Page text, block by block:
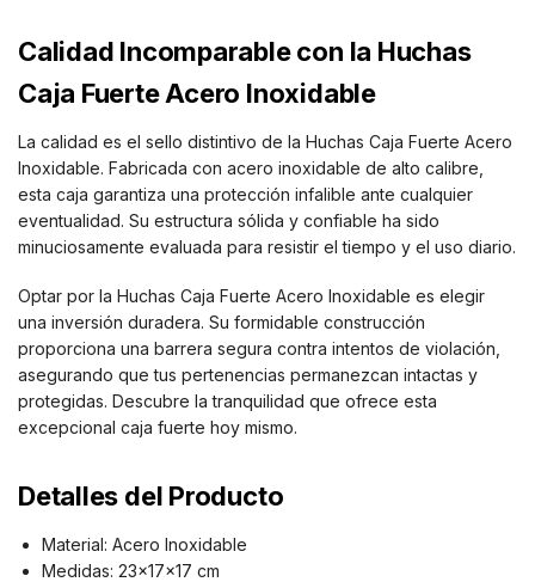
Calidad Incomparable con la Huchas
Caja Fuerte Acero Inoxidable
La calidad es el sello distintivo de la Huchas Caja Fuerte Acero
Inoxidable. Fabricada con acero inoxidable de alto calibre,
esta caja garantiza una protección infalible ante cualquier
eventualidad. Su estructura sólida y confiable ha sido
minuciosamente evaluada para resistir el tiempo y el uso diario.
Optar por la Huchas Caja Fuerte Acero Inoxidable es elegir
una inversión duradera. Su formidable construcción
proporciona una barrera segura contra intentos de violación,
asegurando que tus pertenencias permanezcan intactas y
protegidas. Descubre la tranquilidad que ofrece esta
excepcional caja fuerte hoy mismo.
Detalles del Producto
Material: Acero Inoxidable
Medidas: 23x17x17 cm